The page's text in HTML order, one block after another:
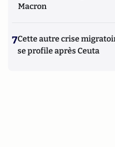
Macron
7Cette autre crise
se profile après Ceuta